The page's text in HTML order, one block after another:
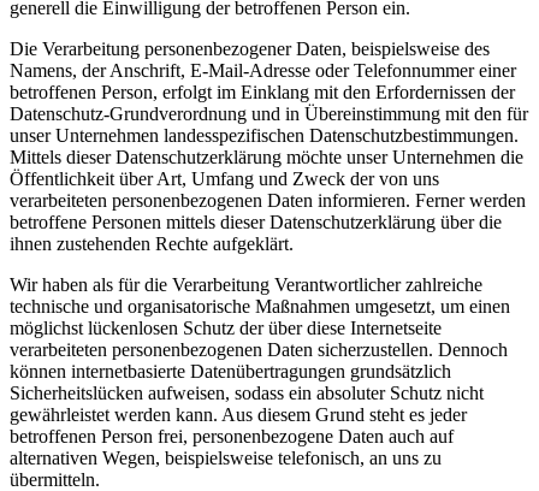
generell die Einwilligung der betroffenen Person ein.
Die Verarbeitung personenbezogener Daten, beispielsweise des
Namens, der Anschrift, E-Mail-Adresse oder Telefonnummer einer
betroffenen Person, erfolgt im Einklang mit den Erfordernissen der
Datenschutz-Grundverordnung und in Übereinstimmung mit den für
unser Unternehmen landesspezifischen Datenschutzbestimmungen.
Mittels dieser Datenschutzerklärung möchte unser Unternehmen die
Öffentlichkeit über Art, Umfang und Zweck der von uns
verarbeiteten personenbezogenen Daten informieren. Ferner werden
betroffene Personen mittels dieser Datenschutzerklärung über die
ihnen zustehenden Rechte aufgeklärt.
Wir haben als für die Verarbeitung Verantwortlicher zahlreiche
technische und organisatorische Maßnahmen umgesetzt, um einen
möglichst lückenlosen Schutz der über diese Internetseite
verarbeiteten personenbezogenen Daten sicherzustellen. Dennoch
können internetbasierte Datenübertragungen grundsätzlich
Sicherheitslücken aufweisen, sodass ein absoluter Schutz nicht
gewährleistet werden kann. Aus diesem Grund steht es jeder
betroffenen Person frei, personenbezogene Daten auch auf
alternativen Wegen, beispielsweise telefonisch, an uns zu
übermitteln.